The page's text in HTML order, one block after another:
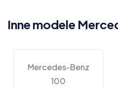
Inne modele
Mercedes-Benz
100